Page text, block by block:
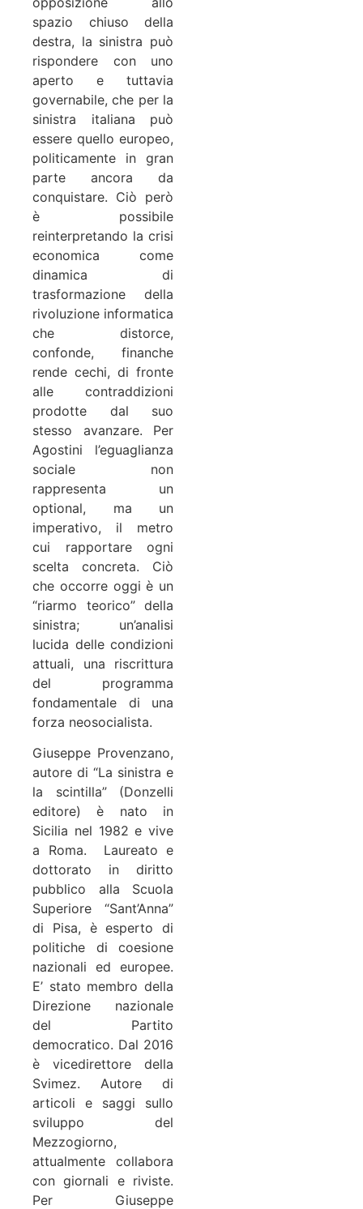
spazio chiuso della
destra, la sinistra può
rispondere con uno
aperto e tuttavia
governabile, che per la
sinistra italiana può
essere quello europeo,
politicamente in gran
parte ancora da
conquistare. Ciò però
è possibile
reinterpretando la crisi
economica come
dinamica di
trasformazione della
rivoluzione informatica
che distorce,
confonde, finanche
rende cechi, di fronte
alle contraddizioni
prodotte dal suo
stesso avanzare. Per
Agostini l’eguaglianza
sociale non
rappresenta un
optional, ma un
imperativo, il metro
cui rapportare ogni
scelta concreta. Ciò
che occorre oggi è un
“riarmo teorico” della
sinistra; un’analisi
lucida delle condizioni
attuali, una riscrittura
del programma
fondamentale di una
forza neosocialista.
Giuseppe Provenzano,
autore di “La sinistra e
la scintilla” (Donzelli
editore) è nato in
Sicilia nel 1982 e vive
a Roma.
Laureato e
dottorato in diritto
pubblico alla Scuola
Superiore “Sant’Anna”
di Pisa, è esperto di
politiche di coesione
nazionali ed europee.
E’ stato membro della
Direzione nazionale
del Partito
democratico. Dal 2016
è vicedirettore della
Svimez. Autore di
articoli e saggi sullo
sviluppo del
Mezzogiorno,
attualmente collabora
con giornali e riviste.
Per Giuseppe